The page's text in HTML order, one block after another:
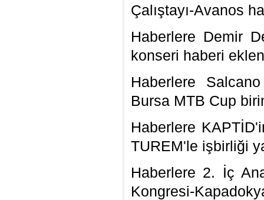
Çalıştayı-Avanos
Haberlere Demir
konseri haberi
Haberlere
Bursa MTB Cup
Haberlere
TUREM'le işbirliği
Haberlere 2. İç
Kongresi-